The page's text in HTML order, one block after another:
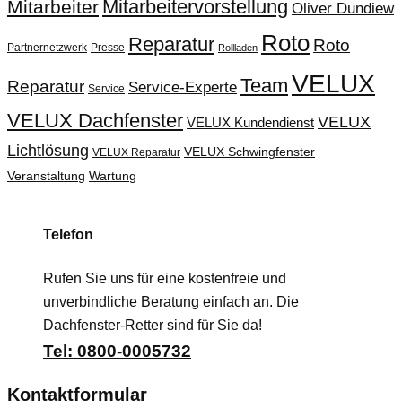
Mitarbeiter Mitarbeitervorstellung Oliver Dundiew
Partnernetzwerk Presse Reparatur Rollladen Roto Roto
Reparatur Service Service-Experte Team VELUX
VELUX Dachfenster VELUX Kundendienst VELUX
Lichtlösung VELUX Reparatur VELUX Schwingfenster
Veranstaltung Wartung
Telefon
Rufen Sie uns für eine kostenfreie und
unverbindliche Beratung einfach an. Die
Dachfenster-Retter sind für Sie da!
Tel: 0800-0005732
Kontaktformular